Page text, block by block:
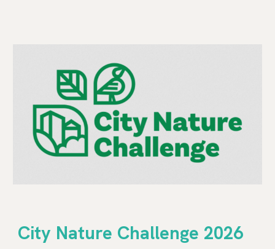
City Nature Challenge 2026